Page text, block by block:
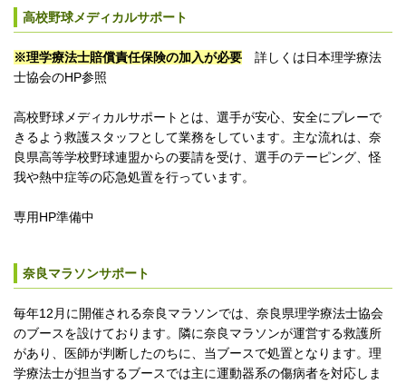
高校野球メディカルサポート
※理学療法士賠償責任保険の加入が必要 詳しくは日本理学療法
士協会のHP参照
高校野球メディカルサポートとは、選手が安心、安全にプレーで
きるよう救護スタッフとして業務をしています。主な流れは、奈
良県高等学校野球連盟からの要請を受け、選手のテーピング、怪
我や熱中症等の応急処置を行っています。
専用HP準備中
奈良マラソンサポート
毎年12月に開催される奈良マラソンでは、奈良県理学療法士協会
のブースを設けております。隣に奈良マラソンが運営する救護所
があり、医師が判断したのちに、当ブースで処置となります。理
学療法士が担当するブースでは主に運動器系の傷病者を対応しま